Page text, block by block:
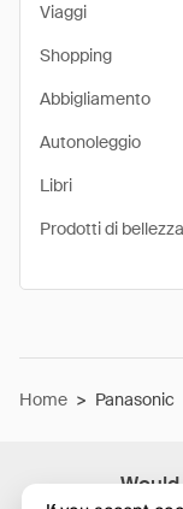
Viaggi
Shopping
Abbigliamento
Autonoleggio
Libri
Prodotti di bellezza
Home > Panasonic